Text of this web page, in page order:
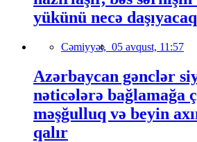
yükünü necə
Cəmiyyət, 05 avqust, 11:57
Azərbaycan gənclər
nəticələrə bağlamağa
məşğulluq və beyin
qalır